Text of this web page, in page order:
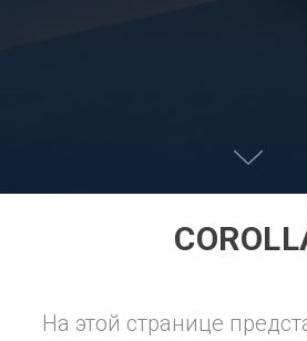
На этой странице